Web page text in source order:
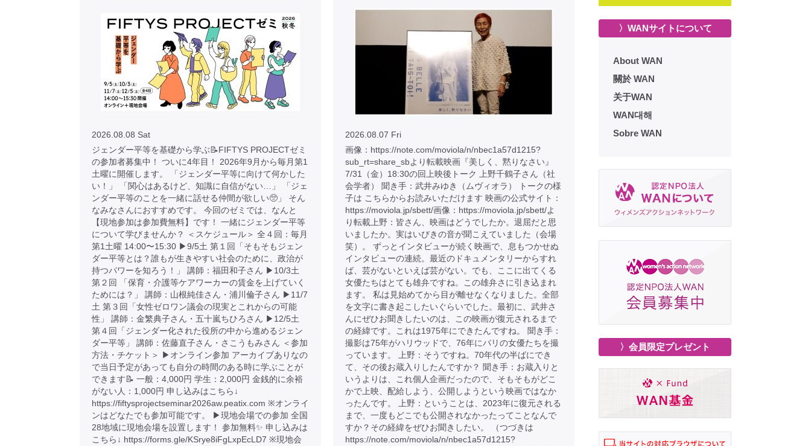
2026.08.08 Sat
ジェンダー平等を基礎から学ぶ📝FIFTYS PROJECTゼミ
の参加者募集中！ ついに4年目！ 2026年9月から毎月第1
土曜に開催します。 「ジェンダー平等に向けて何かした
い！」 「関心はあるけど、知識に自信がない…」 「ジェ
ンダー平等のことを一緒に話せる仲間が欲しい🥺」 そん
なみなさんにおすすめです。 今回のゼミでは、なんと
【現地参加は参加費無料】です！ 一緒にジェンダー平等
について学びませんか？ ＜スケジュール＞ 全４回：毎月
第1土曜 14:00〜15:30 ▶︎9/5土 第１回「そもそもジェン
ダー平等とは？誰もが生きやすい社会のために、政治が
持つパワーを知ろう！」 講師：福田和子さん ▶︎10/3土
第２回 「保育・介護等ケアワーカーの賃金を上げていく
ためには？」 講師：山根純佳さん・浦川倫子さん ▶︎11/7
土 第３回「女性ゼロワン議会の現実とこれからの可能
性」 講師：金繁典子さん・五十嵐ちひろさん ▶︎12/5土
第４回「ジェンダー化された役所の中から進めるジェン
ダー平等」 講師：佐藤直子さん・さこうもみさん ＜参加
方法・チケット＞ ▶︎オンライン参加 アーカイブありなの
で当日予定があっても自分の時間のある時に学ぶことが
できます📝 一般：4,000円 学生：2,000円 金銭的に余裕
がない人：1,000円 申し込みはこちら↓
https://fiftysprojectseminar2026aw.peatix.com ※オンライ
ンはどなたでも参加可能です。 ▶︎現地会場での参加 全国
28地域に現地会場を設置します！ 参加無料✨ 申し込みは
こちら↓ https://forms.gle/KSrye8iFgLxpEcLD7 ※現地会
2026.08.07 Fri
画像：https://note.com/moviola/n/nbec1a57d1215?
sub_rt=share_sbより転載映画『美しく、黙りなさい』
7/31（金）18:30の回上映後トーク 上野千鶴子さん（社
会学者） 聞き手：武井みゆき（ムヴィオラ） トークの様
子は こちらからお読みいただけます 映画の公式サイト：
https://moviola.jp/sbett/画像：https://moviola.jp/sbett/よ
り転載上野：皆さん、映画はどうでしたか。退屈だと思
いましたか。実はいびきの音が聞こえていました（会場
笑）。 ずっとインタビューが続く映画で、息もつかせぬ
インタビューの連続。最近のドキュメンタリーからすれ
ば、芸がないといえば芸がない。でも、ここに出てくる
女優たちはとても雄弁ですね。この雄弁さに引き込まれ
ます。 私は見始めてから目が離せなくなりました。全部
を文字に書き起こしたいぐらいでした。最初に、武井さ
んにぜひお聞きしたいのは、この映画が復元されるまで
の経緯です。これは1975年にできたんですね。 聞き手：
撮影は75年がハリウッドで、76年にパリの女優たちを撮
っています。 上野：そうですね。70年代の半ばにでき
て、その後お蔵入りしたんですか？ 聞き手：お蔵入りと
いうよりは、これ個人企画だったので、そもそもがどこ
かで上映、配給しよう、公開しようという映画ではなか
ったんです。 上野：ということは、2023年に復元される
まで、一度もどこでも公開されなかったってことなんで
すか？その経緯をぜひお聞きしたい。 （つづきは
https://note.com/moviola/n/nbec1a57d1215?
〉WANサイトについて
About WAN
關於 WAN
关于WAN
WAN대해
Sobre WAN
〉会員限定プレゼント